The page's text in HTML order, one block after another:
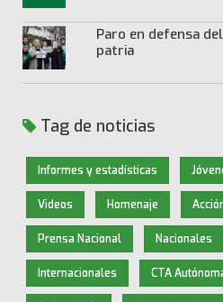
Paro en defensa
patria
Tag de noticias
Informes y estadísticas
Videos Homenaje
Prensa Nacional Nacionales
Internacionales CTA